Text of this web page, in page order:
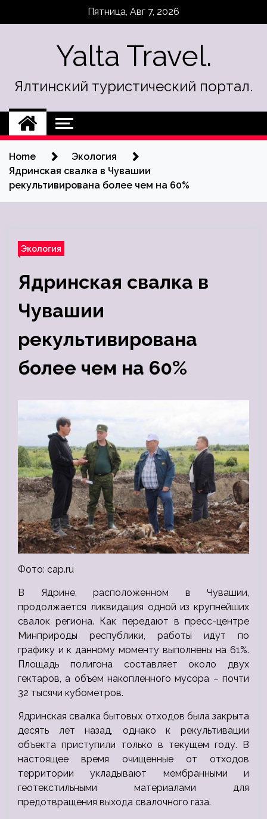
Пятница, Авг 7, 2026
Yalta Travel.
Ялтинский туристический портал.
Home
Экология
Ядринская свалка в Чувашии
рекультивирована более чем на 60%
Экология
Ядринская свалка в
Чувашии
рекультивирована
более чем на 60%
Фото: cap.ru
В Ядрине, расположенном в Чувашии,
продолжается ликвидация одной из крупнейших
свалок региона. Как передают в пресс-центре
Минприроды республики, работы идут по
графику и к данному моменту выполнены на 61%.
Площадь полигона составляет около двух
гектаров, а объем накопленного мусора – почти
32 тысячи кубометров.
Ядринская свалка бытовых отходов была закрыта
десять лет назад, однако к рекультивации
объекта приступили только в текущем году. В
настоящее время очищенные от отходов
территории укладывают мембранными и
геотекстильными материалами для
предотвращения выхода свалочного газа.